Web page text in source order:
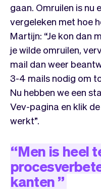
gaan. Omruilen is nu
vergeleken met hoe
Martijn: “Je kon dan
je wilde omruilen,
mail dan weer
3-4 mails nodig om
Nu hebben we een
Vev-pagina en klik
werkt”.
“Men is heel
kanten”